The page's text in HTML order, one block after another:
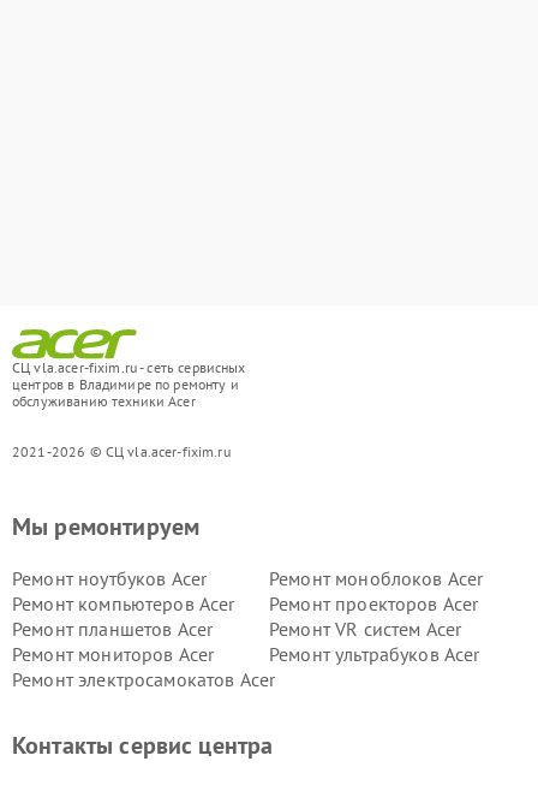
СЦ vla.acer-fixim.ru - сеть сервисных
центров в Владимире по ремонту и
обслуживанию техники Acer
2021-2026 © СЦ vla.acer-fixim.ru
Мы ремонтируем
Ремонт ноутбуков Acer
Ремонт моноблоков Acer
Ремонт компьютеров Acer
Ремонт проекторов Acer
Ремонт планшетов Acer
Ремонт VR систем Acer
Ремонт мониторов Acer
Ремонт ультрабуков Acer
Ремонт электросамокатов Acer
Контакты сервис центра